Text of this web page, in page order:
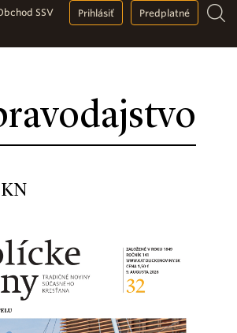
SSV Prihlásiť Predplatné